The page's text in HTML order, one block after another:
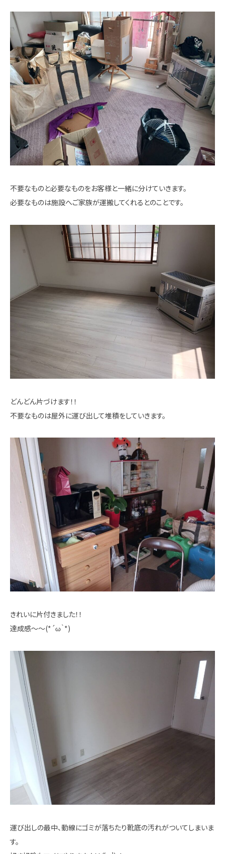
不要なものと必要なものをお客様と一緒に分けていきます。
必要なものは施設へご家族が運搬してくれるとのことです。
どんどん片づけます！！
不要なものは屋外に運び出して堆積をしていきます。
きれいに片付きました！！
達成感～～(*´ω｀*)
運び出しの最中、動線にゴミが落ちたり靴底の汚れがついてしまいま
す。